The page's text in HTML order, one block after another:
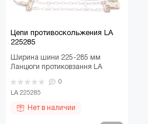
Цепи противоскольжения LA
225285
Ширина шини 225-285 мм
Ланцюги протиковзання LA
браслети протиковзання, п..
0
LA 225285
Нет в наличии